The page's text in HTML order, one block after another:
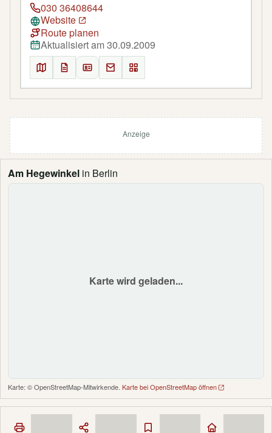
Am Hegewinkel in Berlin
Karte wird geladen...
Karte: © OpenStreetMap-Mitwirkende. Karte bei OpenStreetMap öffnen
030 36408644
Website
Route planen
Aktualisiert am 30.09.2009
Anzeige